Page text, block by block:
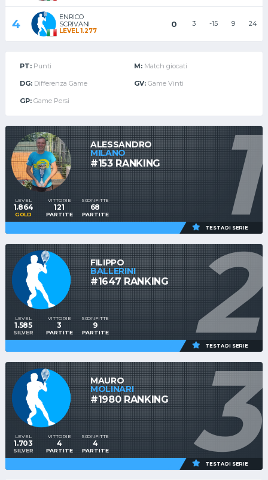
4
ENRICO
SCRIVANI
LEVEL 1.277
0 3 -15 9 24
PT: Punti M: Match giocati
DG: Differenza Game GV: Game Vinti
GP: Game Persi
1
ALESSANDRO
MILANO
#153 RANKING
LEVEL
1.864
GOLD
VITTORIE
121
PARTITE
SCONFITTE
68
PARTITE
TESTA DI SERIE
2
FILIPPO
BALLERINI
#1647 RANKING
LEVEL
1.585
SILVER
VITTORIE
3
PARTITE
SCONFITTE
9
PARTITE
TESTA DI SERIE
3
MAURO
MOLINARI
#1980 RANKING
LEVEL
1.703
SILVER
VITTORIE
4
PARTITE
SCONFITTE
4
PARTITE
TESTA DI SERIE